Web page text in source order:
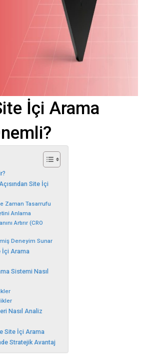
İçi Arama
Site İçi
Zaman Tasarrufu
Anlama
Artırır (CRO
Deneyim Sunar
İçi Arama
Sistemi Nasıl
Nasıl Analiz
Site İçi Arama
Stratejik Avantaj